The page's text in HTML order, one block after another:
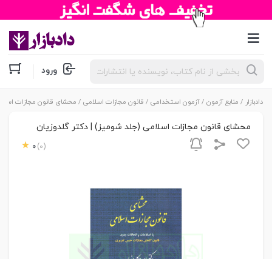
جستجوی
محصولات ورود
دادبازار / منابع آزمون /آزمون استخدامی / قانون مجازات اسلامی / محشای قانون مجازات
محشای قانون مجازات اسلامی (جلد شومیز) | دکتر گلدوزیان
0 (0)